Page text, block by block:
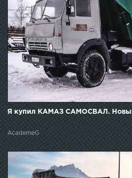
Я купил КАМАЗ САМОСВАЛ.
AcademeG